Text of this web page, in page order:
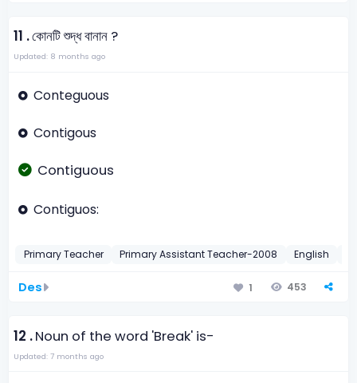
11 .কোনটি শুদ্ধ বানান ?
Updated: 8 months ago
Conteguous
Contigous
Contiguous
Contiguos:
Primary Teacher Primary Assistant Teacher-2008 English
Des 1 453
12 .Noun of the word 'Break' is-
Updated: 7 months ago